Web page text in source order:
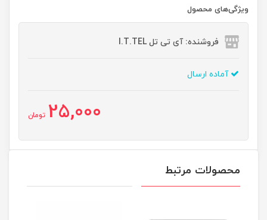
ویژگی‌های محصول
فروشنده: آی تی تل I.T.TEL
آماده ارسال
25,000 تومان
محصولات مرتبط